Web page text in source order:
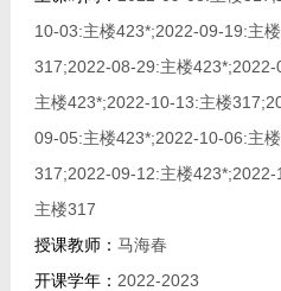
10-03:主楼423*;2022-09-19:主
317;2022-08-29:主楼
主楼423*;2022-10-13:主楼
09-05:主楼423*;2022-10-06:主
317;2022-09-12:主楼
主楼317
授课教师： 马海春
开课学年： 2022-2023